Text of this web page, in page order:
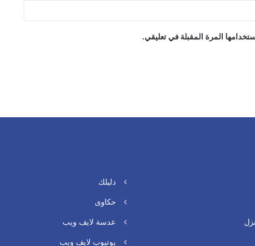
المرة المقبلة في تعليقي.
دليلك
حكاوى
عدسة لايف ويب
يوتيوب لايف ويب